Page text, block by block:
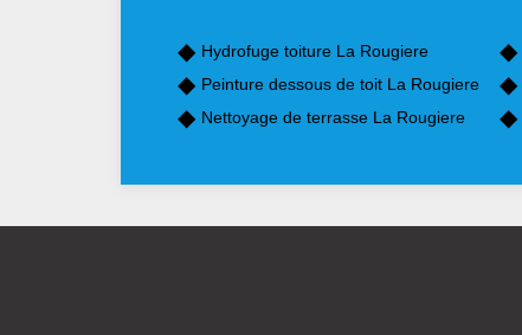
Hydrofuge toiture La Rougiere
Peinture dessous de toit La Rougiere
Nettoyage de terrasse La Rougiere